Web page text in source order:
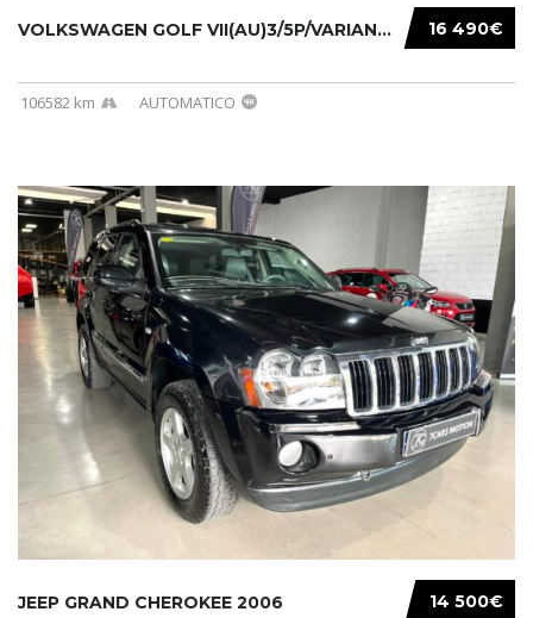
16 490€
VOLKSWAGEN GOLF VII(AU)3/5P/VARIANT(12-16 20...
106582 km AUTOMATICO
14 500€
JEEP GRAND CHEROKEE 2006